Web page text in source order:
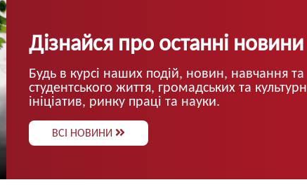
Представники УКД узяли
конференції «Профіль